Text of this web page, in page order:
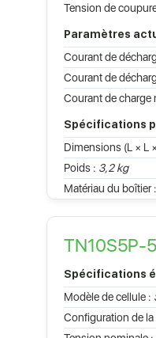
Tension de
Paramètres
Courant de
Courant de
Courant de charge
Spécifications
Dimensions (L × L
Poids : 3,2 kg
Matériau du boîtier :
TN10S5P-
Spécifications
Modèle de cellule :
Configuration de la